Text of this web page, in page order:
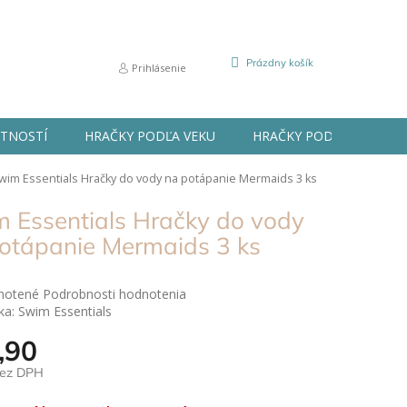
Prihlásenie
NÁKUPNÝ
Prázdny košík
HRAČKY PODĽA VEKU HRAČKY PODĽA
Essentials Hračky do vody na potápanie Mermaids 3 ks
Essentials Hračky do vody
Mermaids 3 ks
Podrobnosti hodnotenia
Swim Essentials
DPH